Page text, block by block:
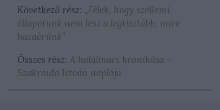
Következő rész: „Félek, hogy szellemi
állapotunk nem lesz a legtisztább, mire
hazaérünk”
Összes rész: A halálmars krónikása –
Szakraida István naplója